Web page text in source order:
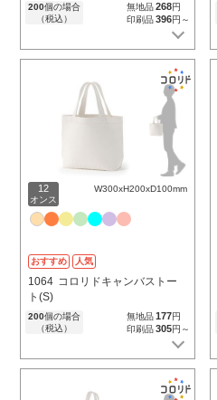
200個の場合
（税込）
無地品268円
印刷品396円～
12
オンス
W300xH200xD100mm
おすすめ 人気
1064 コロリドキャンバストー
ト(S)
200個の場合
（税込）
無地品177円
印刷品305円～